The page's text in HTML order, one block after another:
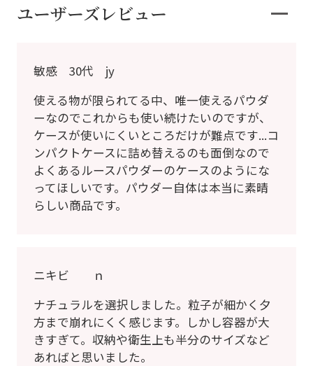
ユーザーズレビュー
敏感 30代 jy
使える物が限られてる中、唯一使えるパウダ
ーなのでこれからも使い続けたいのですが、
ケースが使いにくいところだけが難点です...コ
ンパクトケースに詰め替えるのも面倒なので
よくあるルースパウダーのケースのようにな
ってほしいです。パウダー自体は本当に素晴
らしい商品です。
ニキビ ｎ
ナチュラルを選択しました。粒子が細かく夕
方まで崩れにくく感じます。しかし容器が大
きすぎて。収納や衛生上も半分のサイズなど
あればと思いました。